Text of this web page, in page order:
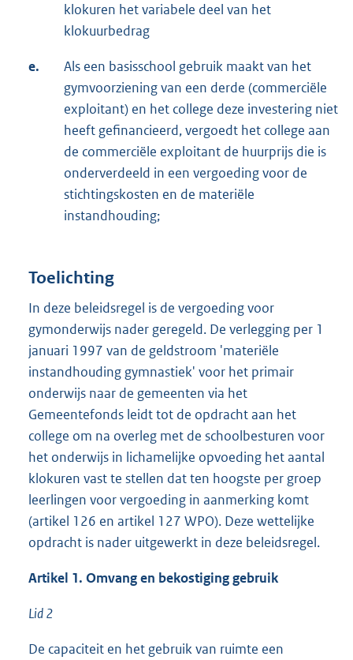
klokuren het variabele deel van het
klokuurbedrag
e.
Als een basisschool gebruik maakt van het
gymvoorziening van een derde (commerciële
exploitant) en het college deze investering niet
heeft gefinancieerd, vergoedt het college aan
de commerciële exploitant de huurprijs die is
onderverdeeld in een vergoeding voor de
stichtingskosten en de materiële
instandhouding;
Toelichting
In deze beleidsregel is de vergoeding voor
gymonderwijs nader geregeld. De verlegging per 1
januari 1997 van de geldstroom 'materiële
instandhouding gymnastiek' voor het primair
onderwijs naar de gemeenten via het
Gemeentefonds leidt tot de opdracht aan het
college om na overleg met de schoolbesturen voor
het onderwijs in lichamelijke opvoeding het aantal
klokuren vast te stellen dat ten hoogste per groep
leerlingen voor vergoeding in aanmerking komt
(artikel 126 en artikel 127 WPO). Deze wettelijke
opdracht is nader uitgewerkt in deze beleidsregel.
Artikel 1. Omvang en bekostiging gebruik
Lid 2
De capaciteit en het gebruik van ruimte een